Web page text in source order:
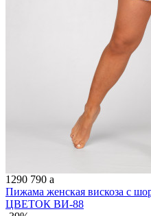
1290 790 a
Пижама женская вискоза с
ЦВЕТОК ВИ-88